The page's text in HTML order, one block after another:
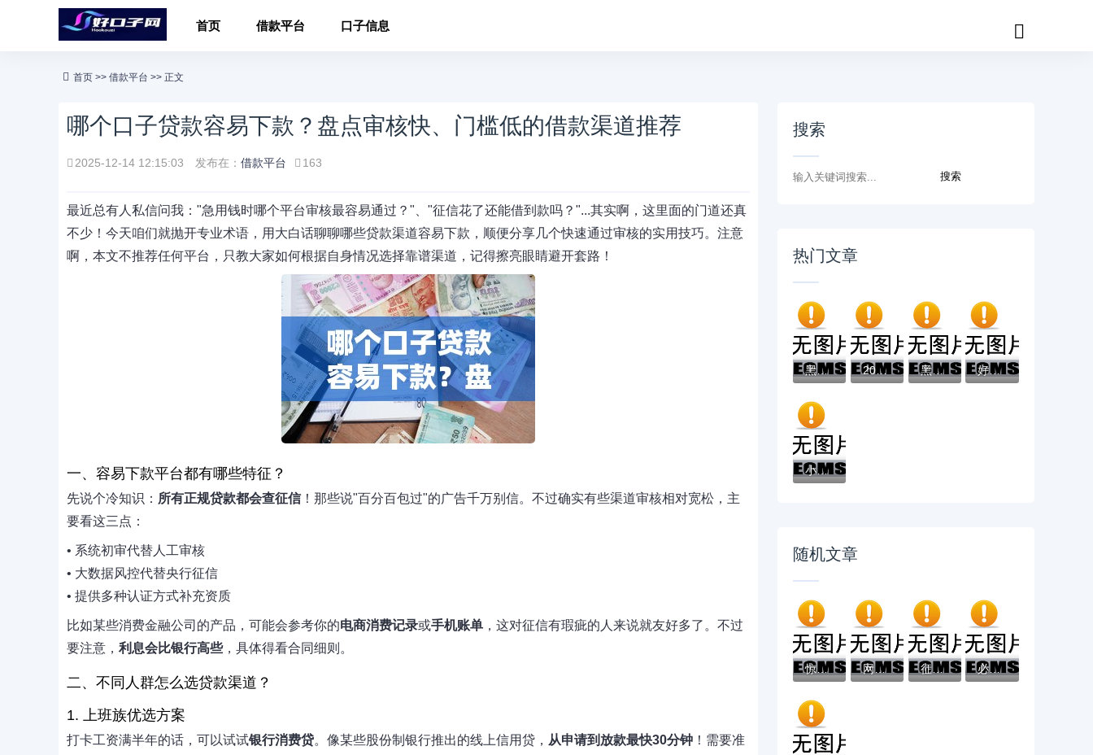
首页 借款平台 口子信息
首页 >> 借款平台 >> 正文
哪个口子贷款容易下款？盘点审核快、门槛低的借款渠道推荐
2025-12-14 12:15:03 发布在： 借款平台 163
最近总有人私信问我："急用钱时哪个平台审核最容易通过？"、"征信花了还能借到款吗？"...其实啊，这里面的门道还真
不少！今天咱们就抛开专业术语，用大白话聊聊哪些贷款渠道容易下款，顺便分享几个快速通过审核的实用技巧。注意
啊，本文不推荐任何平台，只教大家如何根据自身情况选择靠谱渠道，记得擦亮眼睛避开套路！
一、容易下款平台都有哪些特征？
先说个冷知识： 所有正规贷款都会查征信！那些说"百分百包过"的广告千万别信。不过确实有些渠道审核相对宽松，主
要看这三点：
• 系统初审代替人工审核
• 大数据风控代替央行征信
• 提供多种认证方式补充资质
比如某些消费金融公司的产品，可能会参考你的电商消费记录或手机账单 ，这对征信有瑕疵的人来说就友好多了。不过
要注意， 利息会比银行高些，具体得看合同细则。
二、不同人群怎么选贷款渠道？
1. 上班族优选方案
打卡工资满半年的话，可以试试银行消费贷。像某些股份制银行推出的线上信用贷， 从申请到放款最快30分钟 ！需要准
搜索
热门文章
黑户有逾期哪里能借到钱啊急用！看这5个黑户... 2025不看征信负债的网贷百分百下款，最新5个... 黑户能下款的app口子有哪些？今天带来10款黑... 好分期哪个口子好下款？老哥实测避坑贷款平...
小辉贷容易下款吗就选这7个4千元黑户无条件...
随机文章
惊！一男子在解决汇融客什么平台好下款啊时... 网贷平台有哪些？盘点十大正规贷款平台及申... 征信花了还能借款吗？征信不良的补救方法与... 必下款高炮口子干货分享 速看这些平台隐藏技...